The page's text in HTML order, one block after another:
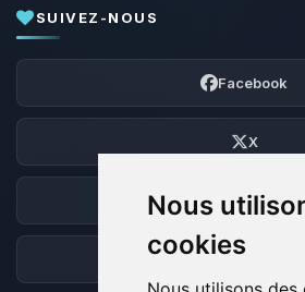
Nous
cookies
SUIVEZ-NOUS
Facebook
X
Discord
Forum